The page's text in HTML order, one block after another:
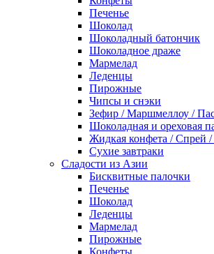
Печенье
Шоколад
Шоколадный батончик
Шоколадное драже
Мармелад
Леденцы
Пирожные
Чипсы и снэки
Зефир / Маршмеллоу /
Шоколадная и ореховая
Жидкая конфета / Спрей /
Сухие завтраки
Сладости из Азии
Бисквитные палочки
Печенье
Шоколад
Леденцы
Мармелад
Пирожные
Конфеты